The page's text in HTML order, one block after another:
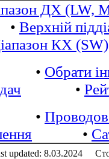
ДХ (LW,
• Верхній
КХ (SW)
Обрати
•
•
updated: 8.03.2024